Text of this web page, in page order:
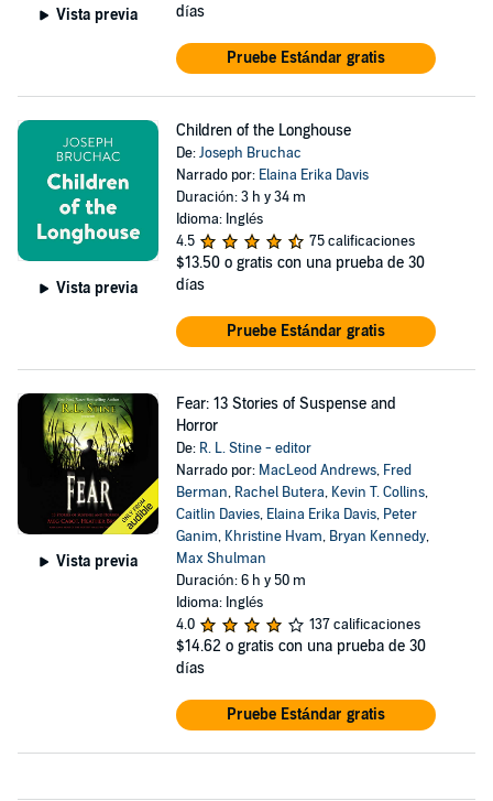
Vista previa días
Pruebe Estándar gratis
Vista previa
Children of the Longhouse
De:Joseph Bruchac
Narrado por: Elaina Erika Davis
Duración: 3 h y 34 m
Idioma: Inglés
4.5
75 calificaciones
$13.50 o gratis con una prueba de 30
días
Pruebe Estándar gratis
Vista previa
Fear: 13 Stories of Suspense and
Horror
De: R. L. Stine - editor
Narrado por: MacLeod Andrews, Fred
Berman, Rachel Butera, Kevin T. Collins,
Caitlin Davies, Elaina Erika Davis, Peter
Ganim, Khristine Hvam, Bryan Kennedy,
Max Shulman
Duración: 6 h y 50 m
Idioma: Inglés
4.0
137 calificaciones
$14.62 o gratis con una prueba de 30
días
Pruebe Estándar gratis